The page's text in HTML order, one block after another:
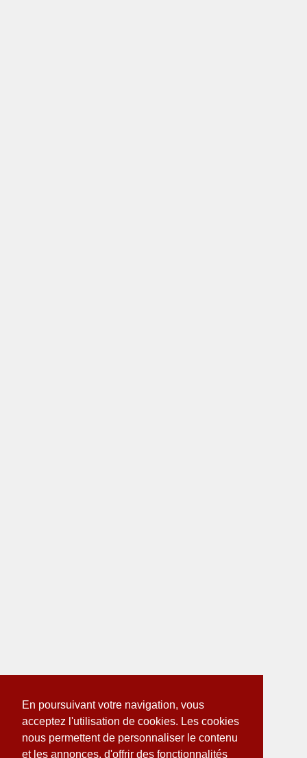
En poursuivant votre navigation, vous
acceptez l'utilisation de cookies. Les cookies
nous permettent de personnaliser le contenu
et les annonces, d'offrir des fonctionnalités